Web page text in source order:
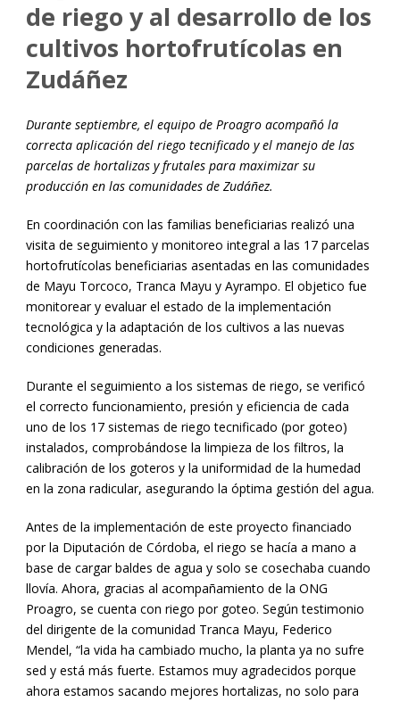
de riego y al desarrollo de los
cultivos hortofrutícolas en
Zudáñez
Durante septiembre, el equipo de Proagro acompañó la
correcta aplicación del riego tecnificado y el manejo de las
parcelas de hortalizas y frutales para maximizar su
producción en las comunidades de Zudáñez.
En coordinación con las familias beneficiarias realizó una
visita de seguimiento y monitoreo integral a las 17 parcelas
hortofrutícolas beneficiarias asentadas en las comunidades
de Mayu Torcoco, Tranca Mayu y Ayrampo. El objetico fue
monitorear y evaluar el estado de la implementación
tecnológica y la adaptación de los cultivos a las nuevas
condiciones generadas.
Durante el seguimiento a los sistemas de riego, se verificó
el correcto funcionamiento, presión y eficiencia de cada
uno de los 17 sistemas de riego tecnificado (por goteo)
instalados, comprobándose la limpieza de los filtros, la
calibración de los goteros y la uniformidad de la humedad
en la zona radicular, asegurando la óptima gestión del agua.
Antes de la implementación de este proyecto financiado
por la Diputación de Córdoba, el riego se hacía a mano a
base de cargar baldes de agua y solo se cosechaba cuando
llovía. Ahora, gracias al acompañamiento de la ONG
Proagro, se cuenta con riego por goteo. Según testimonio
del dirigente de la comunidad Tranca Mayu, Federico
Mendel, “la vida ha cambiado mucho, la planta ya no sufre
sed y está más fuerte. Estamos muy agradecidos porque
ahora estamos sacando mejores hortalizas, no solo para